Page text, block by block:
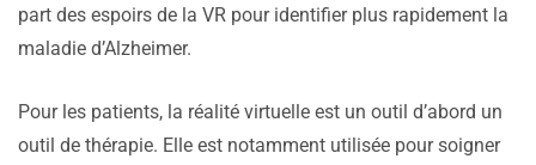
part des espoirs de la VR pour identifier plus rapidement la
maladie d’Alzheimer.
Pour les patients, la réalité virtuelle est un outil d’abord un
outil de thérapie. Elle est notamment utilisée pour soigner